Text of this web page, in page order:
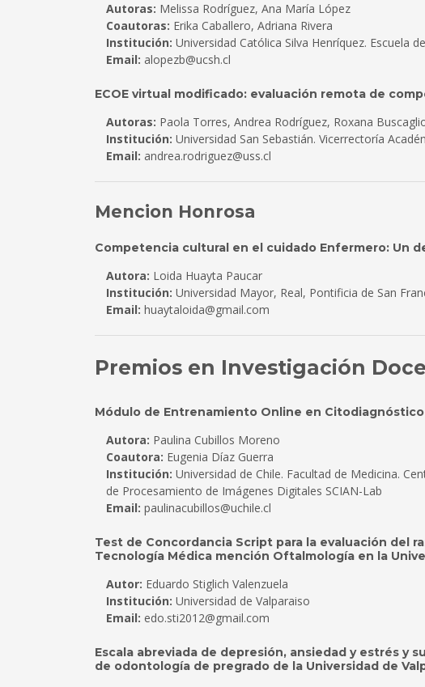
Autoras: Melissa Rodríguez, Ana María López
Coautoras: Erika Caballero, Adriana Rivera
Institución: Universidad Católica Silva Henríquez. Escuela
Email: alopezb@ucsh.cl
ECOE virtual modificado: evaluación remota de
Autoras: Paola Torres, Andrea Rodríguez, Roxana
Institución: Universidad San Sebastián. Vicerrectoría
Email: andrea.rodriguez@uss.cl
Mencion Honrosa
Competencia cultural en el cuidado Enfermero: Un
Autora: Loida Huayta Paucar
Institución: Universidad Mayor, Real, Pontificia de San
Email: huaytaloida@gmail.com
Premios en Investigación
Módulo de Entrenamiento Online en
Autora: Paulina Cubillos Moreno
Coautora: Eugenia Díaz Guerra
Institución: Universidad de Chile. Facultad de Medicina.
de Procesamiento de Imágenes Digitales SCIAN-Lab
Email: paulinacubillos@uchile.cl
Test de Concordancia Script para la evaluación del
Tecnología Médica mención Oftalmología en la
Autor: Eduardo Stiglich Valenzuela
Institución: Universidad de Valparaiso
Email: edo.sti2012@gmail.com
Escala abreviada de depresión, ansiedad y estrés y
de odontología de pregrado de la Universidad de